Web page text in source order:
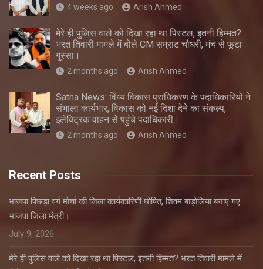
4 weeks ago Arish Ahmed
मेरे ही पुलिस वाले को दिखा रहा था पिस्टल, इतनी हिम्मत?
भरत तिवारी मामले में बोले CM सम्राट चौधरी, मंच से फूटा
गुस्सा।
2 months ago Arish Ahmed
Satna News: विंध्य विकास प्राधिकरण के पदाधिकारियों ने
संभाला कार्यभार, विकास को नई दिशा देने का संकल्प,
इलेक्ट्रिक वाहन से पहुंचे पदाधिकारी।
2 months ago Arish Ahmed
Recent Posts
भाजपा पिछड़ा वर्ग मोर्चा की जिला कार्यकारिणी घोषित, शिवम बाड़ोलिया बनाए गए
भाजपा जिला मंत्री।
July 9, 2026
मेरे ही पुलिस वाले को दिखा रहा था पिस्टल, इतनी हिम्मत? भरत तिवारी मामले में